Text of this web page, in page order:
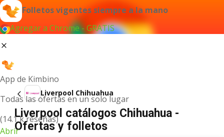
Folletos vigentes siempre a la mano
Agregar a Chrome - GRATIS
App de Kimbino
Todas las ofertas en un solo lugar
(14.1 k reseñas)
Abrir
Liverpool Chihuahua
Liverpool catálogos Chihuahua -
Ofertas y folletos